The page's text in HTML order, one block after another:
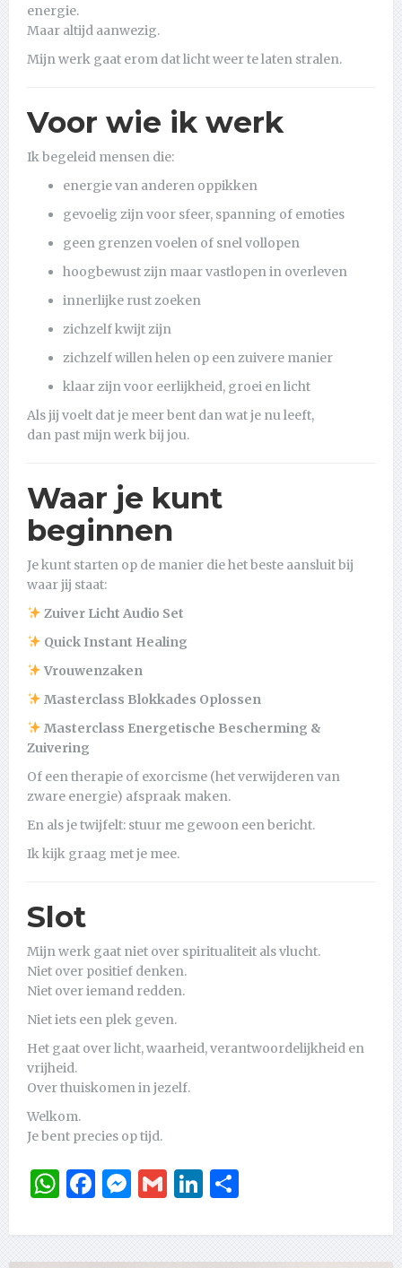
energie.
Maar altijd aanwezig.
Mijn werk gaat erom dat licht weer te laten stralen.
Voor wie ik werk
Ik begeleid mensen die:
energie van anderen oppikken
gevoelig zijn voor sfeer, spanning of emoties
geen grenzen voelen of snel vollopen
hoogbewust zijn maar vastlopen in overleven
innerlijke rust zoeken
zichzelf kwijt zijn
zichzelf willen helen op een zuivere manier
klaar zijn voor eerlijkheid, groei en licht
Als jij voelt dat je meer bent dan wat je nu leeft,
dan past mijn werk bij jou.
Waar je kunt
beginnen
Je kunt starten op de manier die het beste aansluit bij
waar jij staat:
Zuiver Licht Audio Set
Quick Instant Healing
Vrouwenzaken
Masterclass Blokkades Oplossen
Masterclass Energetische Bescherming &
Zuivering
Of een therapie of exorcisme (het verwijderen van
zware energie) afspraak maken.
En als je twijfelt: stuur me gewoon een bericht.
Ik kijk graag met je mee.
Slot
Mijn werk gaat niet over spiritualiteit als vlucht.
Niet over positief denken.
Niet over iemand redden.
Niet iets een plek geven.
Het gaat over licht, waarheid, verantwoordelijkheid en
vrijheid.
Over thuiskomen in jezelf.
Welkom.
Je bent precies op tijd.
WhatsApp
Facebook
Messenger
GmailLinkedIn